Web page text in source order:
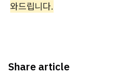
와드립니다.
Share article